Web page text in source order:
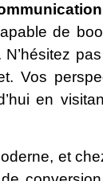
de
Vos
en
et